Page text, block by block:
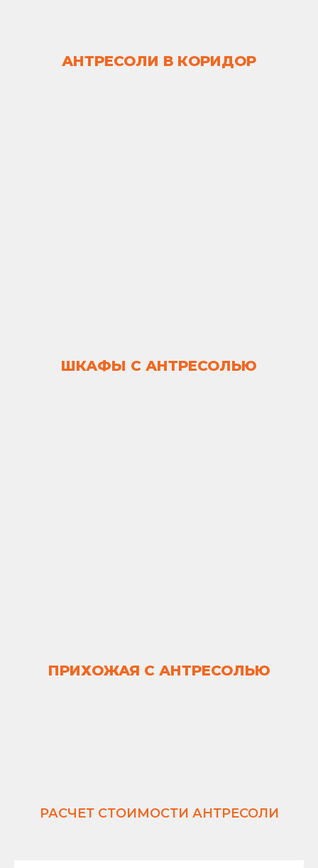
АНТРЕСОЛИ В КОРИДОР
ШКАФЫ С АНТРЕСОЛЬЮ
ПРИХОЖАЯ С АНТРЕСОЛЬЮ
РАСЧЕТ СТОИМОСТИ АНТРЕСОЛИ